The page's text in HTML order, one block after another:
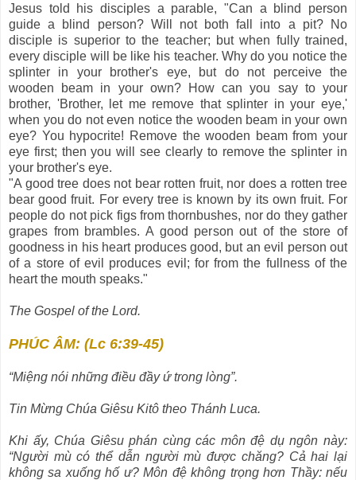
Jesus told his disciples a parable, "Can a blind person
guide a blind person? Will not both fall into a pit? No
disciple is superior to the teacher; but when fully trained,
every disciple will be like his teacher. Why do you notice the
splinter in your brother's eye, but do not perceive the
wooden beam in your own? How can you say to your
brother, 'Brother, let me remove that splinter in your eye,'
when you do not even notice the wooden beam in your own
eye? You hypocrite! Remove the wooden beam from your
eye first; then you will see clearly to remove the splinter in
your brother's eye.
"A good tree does not bear rotten fruit, nor does a rotten tree
bear good fruit. For every tree is known by its own fruit. For
people do not pick figs from thornbushes, nor do they gather
grapes from brambles. A good person out of the store of
goodness in his heart produces good, but an evil person out
of a store of evil produces evil; for from the fullness of the
heart the mouth speaks."
The Gospel of the Lord.
PHÚC ÂM: (Lc 6:39-45)
“Miệng nói những điều đầy ứ trong lòng”.
Tin Mừng Chúa Giêsu Kitô theo Thánh Luca.
Khi ấy, Chúa Giêsu phán cùng các môn đệ dụ ngôn này:
“Người mù có thể dẫn người mù được chăng? Cả hai lại
không sa xuống hố ư? Môn đệ không trọng hơn Thầy: nếu